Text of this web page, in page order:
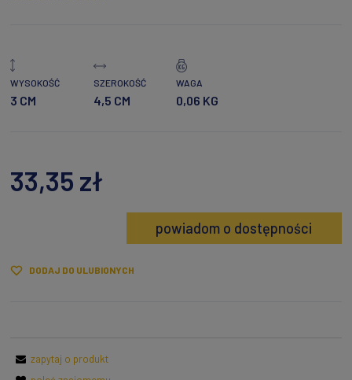
WYSOKOŚĆ
3 CM
SZEROKOŚĆ
4,5 CM
WAGA
0,06 KG
33,35 zł
powiadom o dostępności
DODAJ DO ULUBIONYCH
zapytaj o produkt